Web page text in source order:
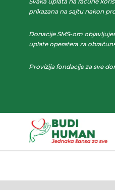
prikazana na sajtu nakon
Donacije SMS-om
uplate operatera za
Provizija fondacije za sve